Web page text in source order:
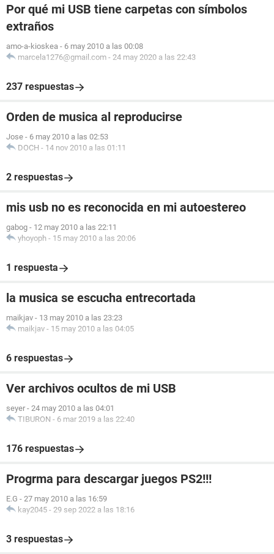
Por qué mi USB tiene carpetas con símbolos
extraños
amo-a-kioskea - 6 may 2010 a las 00:08
marcela1276@gmail.com - 24 may 2020 a las 22:43
237 respuestas
Orden de musica al reproducirse
Jose - 6 may 2010 a las 02:53
DOCH - 14 nov 2010 a las 01:11
2 respuestas
mis usb no es reconocida en mi autoestereo
gabog - 12 may 2010 a las 22:11
yhoyoph - 15 may 2010 a las 20:06
1 respuesta
la musica se escucha entrecortada
maikjav - 13 may 2010 a las 23:23
maikjav - 15 may 2010 a las 04:05
6 respuestas
Ver archivos ocultos de mi USB
seyer - 24 may 2010 a las 04:01
TIBURON - 6 mar 2019 a las 22:40
176 respuestas
Progrma para descargar juegos PS2!!!
E.G - 27 may 2010 a las 16:59
kay2045 - 29 sep 2022 a las 18:16
3 respuestas